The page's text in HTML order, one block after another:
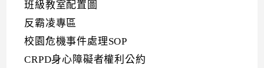
班級教室配置圖
反霸凌專區
校園危機事件處理SOP
CRPD身心障礙者權利公約